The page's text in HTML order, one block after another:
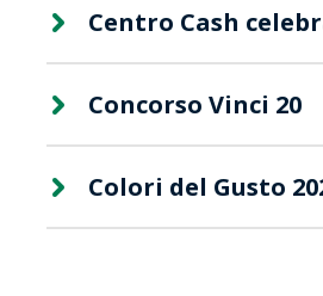
Centro Cash
Concorso Vinci 20
Colori del Gusto